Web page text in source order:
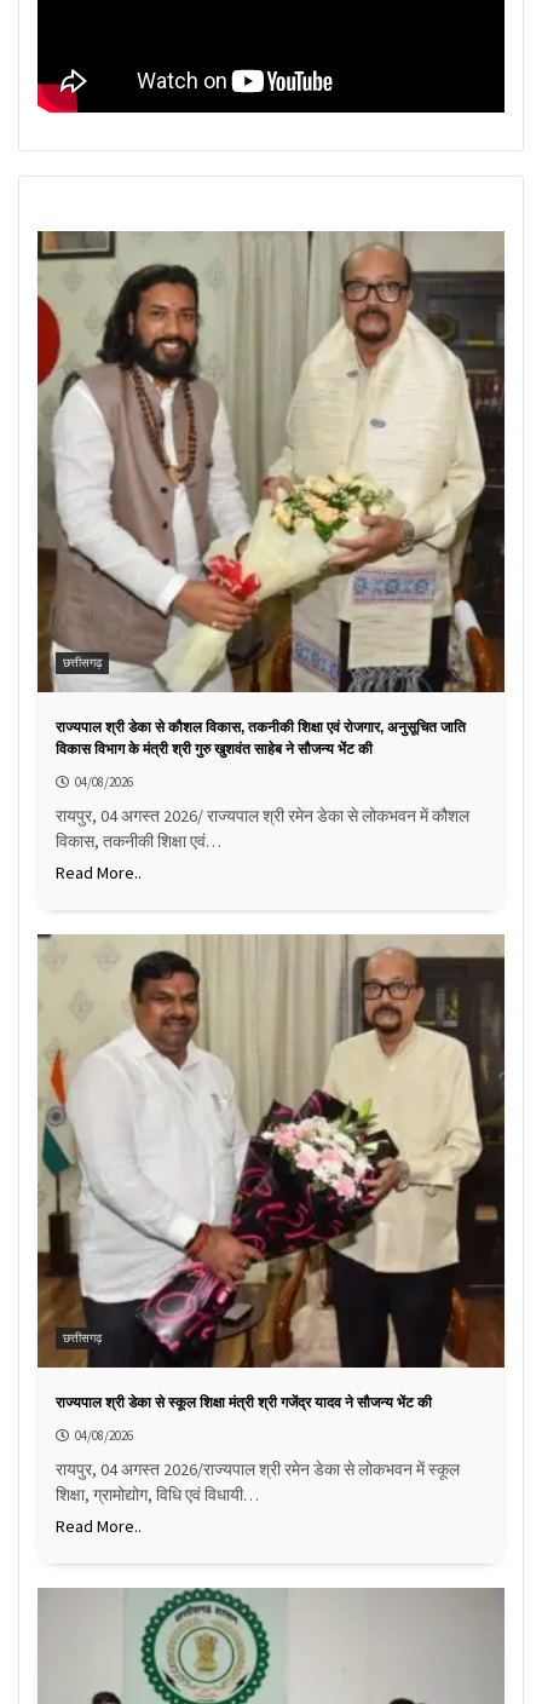
छत्तीसगढ़
राज्यपाल श्री डेका से कौशल विकास, तकनीकी शिक्षा एवं रोजगार, अनुसूचित जाति
विकास विभाग के मंत्री श्री गुरु खुशवंत साहेब ने सौजन्य भेंट की
04/08/2026
रायपुर, 04 अगस्त 2026/ राज्यपाल श्री रमेन डेका से लोकभवन में कौशल
विकास, तकनीकी शिक्षा एवं…
Read More..
छत्तीसगढ़
राज्यपाल श्री डेका से स्कूल शिक्षा मंत्री श्री गजेंद्र यादव ने सौजन्य भेंट की
04/08/2026
रायपुर, 04 अगस्त 2026/राज्यपाल श्री रमेन डेका से लोकभवन में स्कूल
शिक्षा, ग्रामोद्योग, विधि एवं विधायी…
Read More..